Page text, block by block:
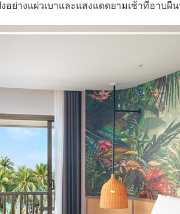
ย่างแผ่วเบาและแสงแดดยามเช้าที่อาบผื